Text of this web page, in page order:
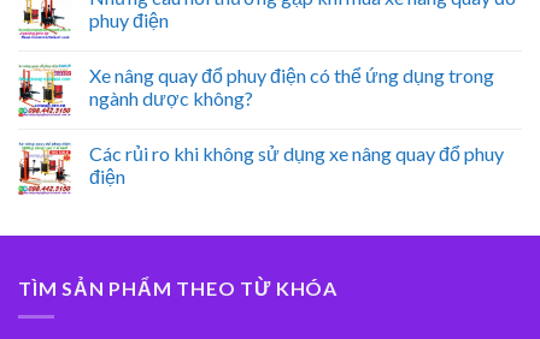
phuy điện
Xe nâng quay đổ phuy điện có thể ứng dụng trong
ngành dược không?
Các rủi ro khi không sử dụng xe nâng quay đổ phuy
điện
TÌM SẢN PHẨM THEO TỪ KHÓA